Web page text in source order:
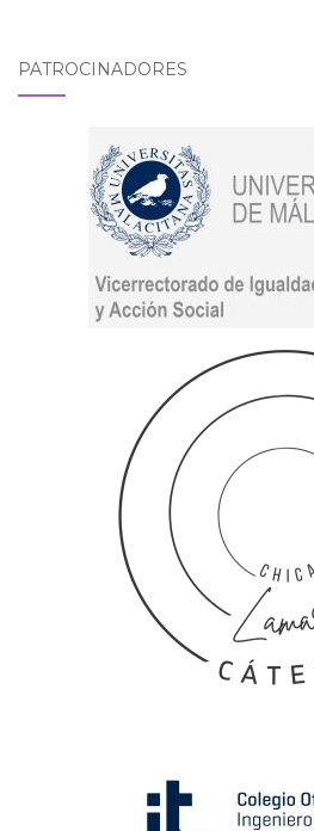
PATROCINADORES